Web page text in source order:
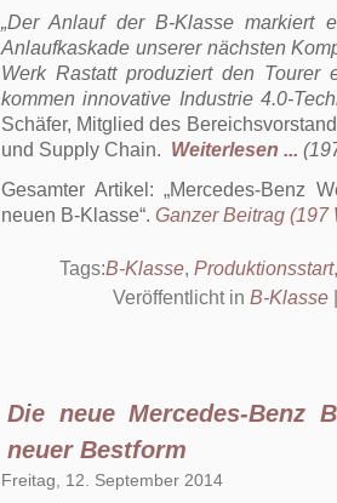
„Der Anlauf der B-Klasse markiert
Anlaufkaskade unserer nächsten
Werk Rastatt produziert den Tourer
kommen innovative Industrie 4.0-
Schäfer, Mitglied des
und Supply Chain. Weiterlesen ...
Gesamter Artikel: Mercedes-Benz
neuen B-Klasse . Ganzer Beitrag (197
Tags:B-Klasse, Produktionsstart
Veröffentlicht in B-Klasse
Die neue Mercedes-Benz
neuer Bestform
Freitag, 12. September 2014